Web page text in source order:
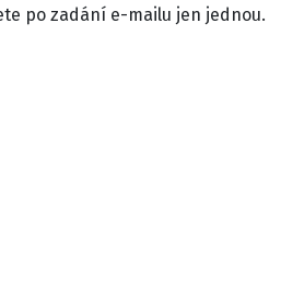
po zadání e-mailu jen jednou.